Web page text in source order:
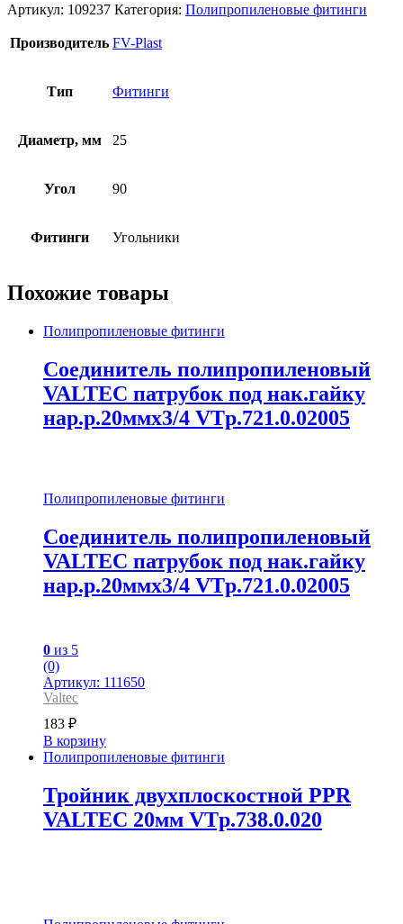
Артикул: 109237 Категория: Полипропиленовые фитинги
Производитель FV-Plast
Тип Фитинги
Диаметр, мм 25
Угол 90
Фитинги Угольники
Похожие товары
Полипропиленовые фитинги
Соединитель полипропиленовый
VALTEC патрубок под нак.гайку
нар.р.20ммх3/4 VTp.721.0.02005
Полипропиленовые фитинги
Соединитель полипропиленовый
VALTEC патрубок под нак.гайку
нар.р.20ммх3/4 VTp.721.0.02005
0 из 5
(0)
Артикул: 111650
Valtec
183 ₽
В корзину
Полипропиленовые фитинги
Тройник двухплоскостной PPR
VALTEC 20мм VTp.738.0.020